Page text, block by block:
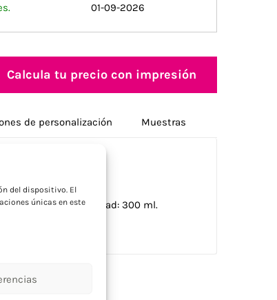
del dispositivo. El
únicas en este
01-09-2026
Calcula tu precio con impresión
de personalización Muestras
translucido. Capacidad: 300 ml.